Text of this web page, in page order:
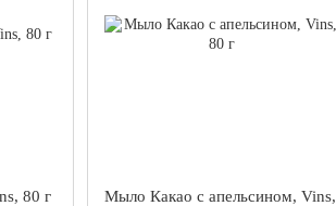
80 г
Мыло Какао с апельсином, Vins,